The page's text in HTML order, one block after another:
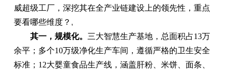
威超级工厂，深挖其在全产业链建设上的领先性，重点
要看哪些维度？ ,
其一，规模化。 三大智慧生产基地，总面积占13万
余平；多个10万级净化生产车间，遵循严格的卫生安全
标准；12大婴童食品生产线，涵盖肝粉、米饼、面条、